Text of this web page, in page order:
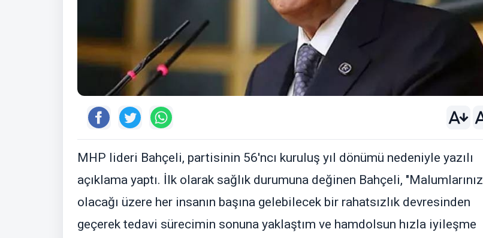
MHP lideri Bahçeli, partisinin 56'ncı kuruluş yıl dönümü nedeniyle yazılı
açıklama yaptı. İlk olarak sağlık durumuna değinen Bahçeli, "Malumlarınız
olacağı üzere her insanın başına gelebilecek bir rahatsızlık devresinden
geçerek tedavi sürecimin sonuna yaklaştım ve hamdolsun hızla iyileşme